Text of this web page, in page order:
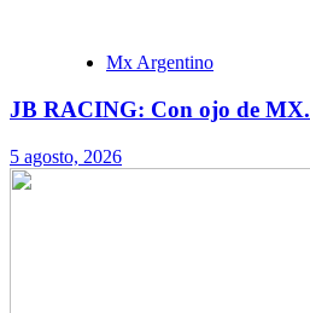
Mx Argentino
JB RACING: Con ojo de MX.
5 agosto, 2026